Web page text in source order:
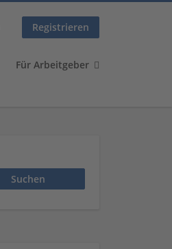
Registrieren
Für Arbeitgeber